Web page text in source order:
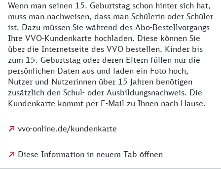
Wenn man seinen 15. Geburtstag schon hinter sich hat,
muss man nachweisen, dass man Schülerin oder Schüler
ist. Dazu müssen Sie während des Abo-Bestellvorgangs
Ihre VVO-Kundenkarte hochladen. Diese können Sie
über die Internetseite des VVO bestellen. Kinder bis
zum 15. Geburtstag oder deren Eltern füllen nur die
persönlichen Daten aus und laden ein Foto hoch,
Nutzer und Nutzerinnen über 15 Jahren benötigen
zusätzlich den Schul- oder Ausbildungsnachweis. Die
Kundenkarte kommt per E-Mail zu Ihnen nach Hause.
vvo-online.de/kundenkarte
Diese Information in neuem Tab öffnen